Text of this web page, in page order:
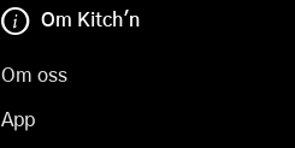
Om Kitch'n
Om oss
App